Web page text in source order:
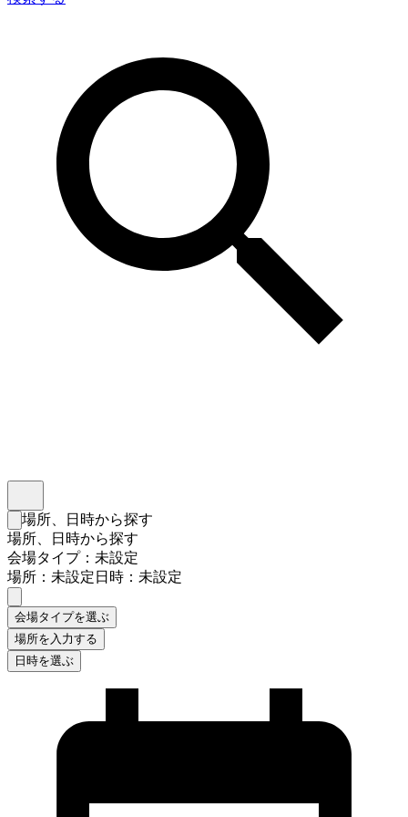
検索フォームを閉じる
場所、日時から探す
場所、日時から探す
会場タイプ：未設定
場所：未設定日時：未設定
会場タイプを選ぶ
場所を入力する
日時を選ぶ